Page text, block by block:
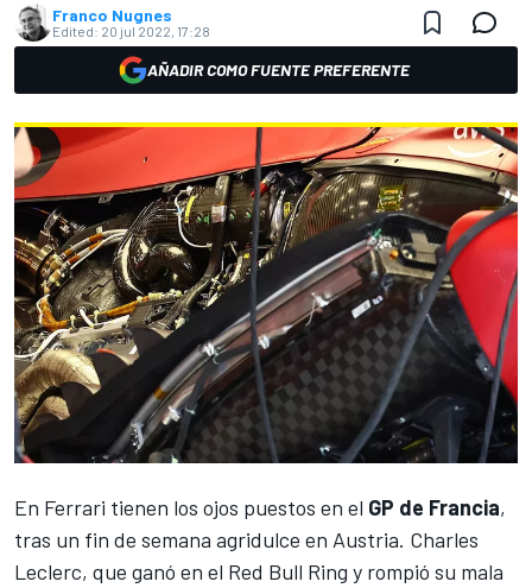
Franco Nugnes
Edited: 20 jul 2022, 17:28
AÑADIR COMO FUENTE PREFERENTE
En Ferrari tienen los ojos puestos en el GP de Francia,
tras un fin de semana agridulce en Austria. Charles
Leclerc, que ganó en el Red Bull Ring y rompió su mala